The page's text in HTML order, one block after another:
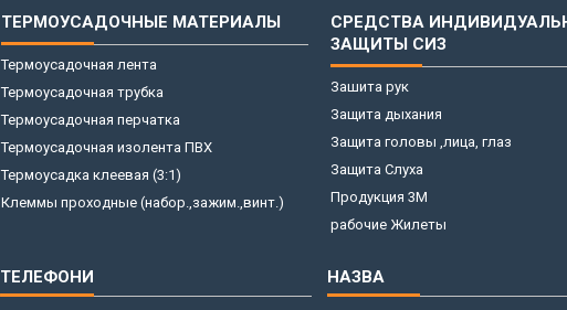
ТЕРМОУСАДОЧНЫЕ МАТЕРИАЛЫ
Термоусадочная лента
Термоусадочная трубка
Термоусадочная перчатка
Термоусадочная изолента ПВХ
Термоусадка клеевая (3:1)
Клеммы проходные (набор.,зажим.,винт.)
СРЕДСТВА
ЗАЩИТЫ СИЗ
Зашита рук
Защита дыхания
Защита головы ,лица, глаз
Защита Слуха
Продукция 3M
рабочие Жилеты